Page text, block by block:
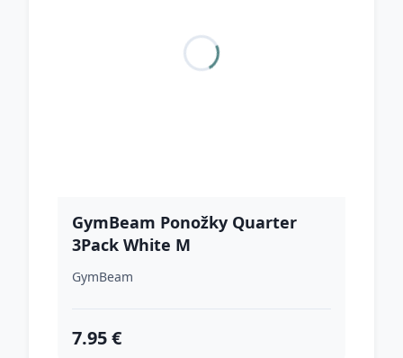
GymBeam Ponožky Quarter
3Pack White M
GymBeam
7.95 €